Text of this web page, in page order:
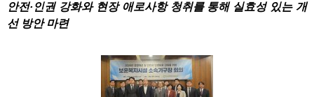
안전·인권 강화와 현장 애로사항 청취를 통해 실효성 있는 개
선 방안 마련